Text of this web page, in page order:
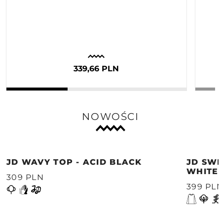
339,66 PLN
NOWOŚCI
JD WAVY TOP - ACID BLACK
309 PLN
JD
WHITE
399